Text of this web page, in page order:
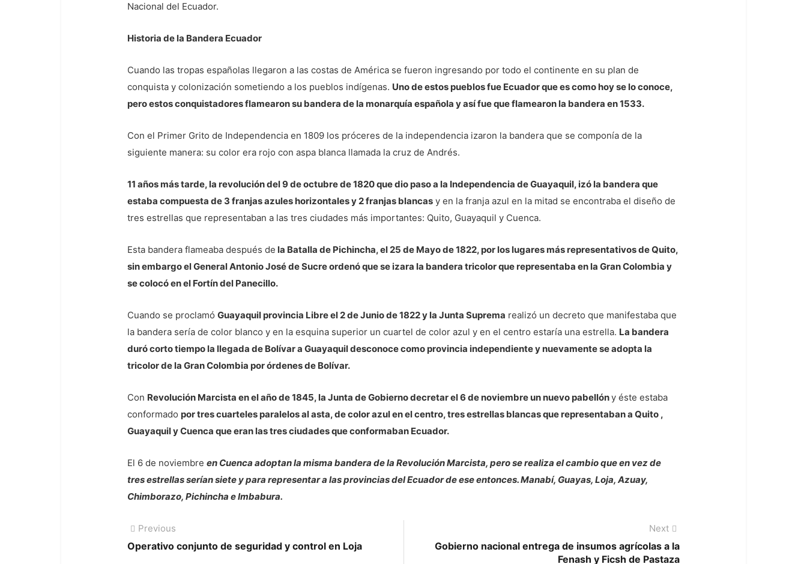
Nacional del Ecuador.
Historia de la Bandera Ecuador
Cuando las tropas españolas llegaron a las costas de América se fueron ingresando por todo el continente en su plan de
conquista y colonización sometiendo a los pueblos indígenas. Uno de estos pueblos fue Ecuador que es como hoy se lo conoce,
pero estos conquistadores flamearon su bandera de la monarquía española y así fue que flamearon la bandera en 1533.
Con el Primer Grito de Independencia en 1809 los próceres de la independencia izaron la bandera que se componía de la
siguiente manera: su color era rojo con aspa blanca llamada la cruz de Andrés.
11 años más tarde, la revolución del 9 de octubre de 1820 que dio paso a la Independencia de Guayaquil, izó la bandera que
estaba compuesta de 3 franjas azules horizontales y 2 franjas blancas y en la franja azul en la mitad se encontraba el diseño de
tres estrellas que representaban a las tres ciudades más importantes: Quito, Guayaquil y Cuenca.
Esta bandera flameaba después de la Batalla de Pichincha, el 25 de Mayo de 1822, por los lugares más representativos de Quito,
sin embargo el General Antonio José de Sucre ordenó que se izara la bandera tricolor que representaba en la Gran Colombia y
se colocó en el Fortín del Panecillo.
Cuando se proclamó Guayaquil provincia Libre el 2 de Junio de 1822 y la Junta Suprema realizó un decreto que manifestaba que
la bandera sería de color blanco y en la esquina superior un cuartel de color azul y en el centro estaría una estrella. La bandera
duró corto tiempo la llegada de Bolívar a Guayaquil desconoce como provincia independiente y nuevamente se adopta la
tricolor de la Gran Colombia por órdenes de Bolívar.
Con Revolución Marcista en el año de 1845, la Junta de Gobierno decretar el 6 de noviembre un nuevo pabellóny éste estaba
conformado por tres cuarteles paralelos al asta, de color azul en el centro, tres estrellas blancas que representaban a Quito ,
Guayaquil y Cuenca que eran las tres ciudades que conformaban Ecuador.
El 6 de noviembre en Cuenca adoptan la misma bandera de la Revolución Marcista, pero se realiza el cambio que en vez de
tres estrellas serían siete y para representar a las provincias del Ecuador de ese entonces. Manabí, Guayas, Loja, Azuay,
Chimborazo, Pichincha e Imbabura.
Navegación
de
Previous
post:
Operativo conjunto de seguridad y control en Loja
Next
post:
Gobierno nacional entrega de insumos agrícolas a la
Fenash y Ficsh de Pastaza